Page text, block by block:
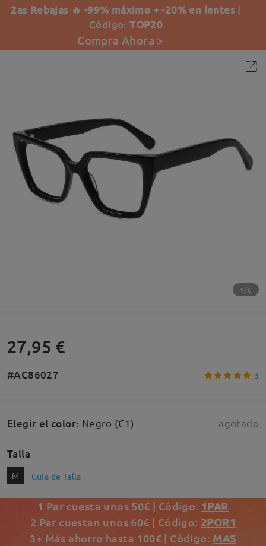
2as Rebajas 🔥 -99% máximo + -20% en lentes |
Código:TOP20
Compra Ahora >
1/6
27,95 €
#AC86027 3
Elegir el color: Negro (C1) agotado
Talla
M Guía de Talla
1 Par cuesta unos 50€ | Código: 1PAR
2 Par cuestan unos 60€ | Código: 2POR1
3+ Más ahorro hasta 100€ | Código: MAS